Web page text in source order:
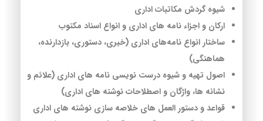
شیوه گردش مکاتبات اداری
اركان و اجزاء نامه هاي اداري و انواع اسناد مکتوب
ساختار انواع نامه‌های اداری (خبری، دستوری، بازدارنده،
هماهنگی)
اصول تهيه و شيوه درست نويسي نامه هاي اداري (علائم و
نشانه ها، واژگان و اصطلاحات نوشته های اداري)
قواعد و دستور العمل های خلاصه سازي نوشته هاي اداري